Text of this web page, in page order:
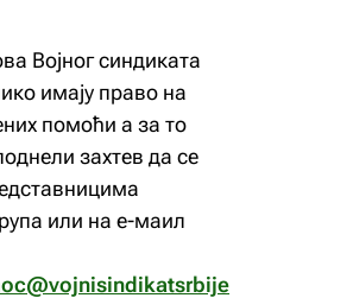
Војног синдиката
имају право на
помоћи а за то
захтев да се
или на е-маил